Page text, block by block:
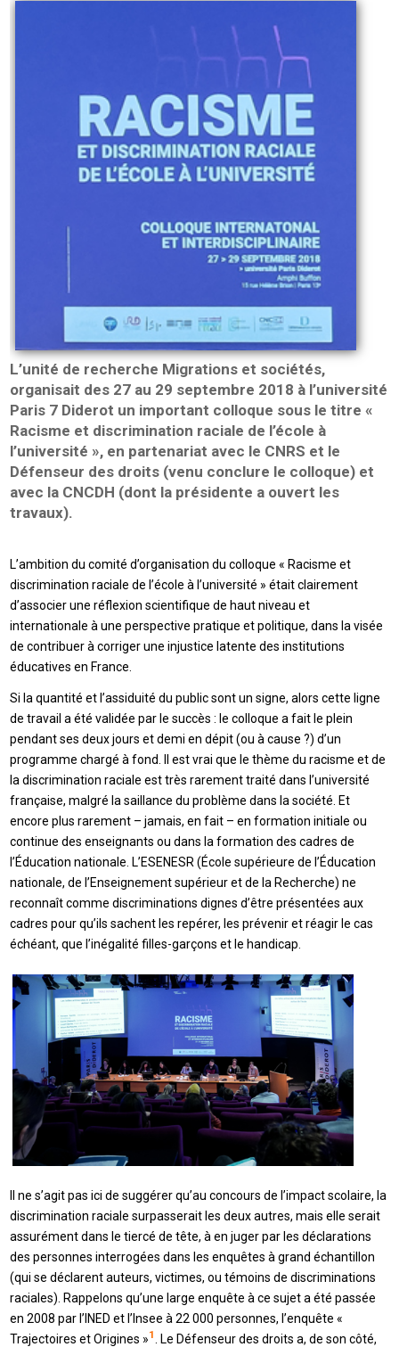
L’unité de recherche Migrations et sociétés,
organisait des 27 au 29 septembre 2018 à l’université
Paris 7 Diderot un important colloque sous le titre «
Racisme et discrimination raciale de l’école à
l’université », en partenariat avec le CNRS et le
Défenseur des droits (venu conclure le colloque) et
avec la CNCDH (dont la présidente a ouvert les
travaux).
L’ambition du comité d’organisation du colloque « Racisme et
discrimination raciale de l’école à l’université » était clairement
d’associer une réflexion scientifique de haut niveau et
internationale à une perspective pratique et politique, dans la visée
de contribuer à corriger une injustice latente des institutions
éducatives en France.
Si la quantité et l’assiduité du public sont un signe, alors cette ligne
de travail a été validée par le succès : le colloque a fait le plein
pendant ses deux jours et demi en dépit (ou à cause ?) d’un
programme chargé à fond. Il est vrai que le thème du racisme et de
la discrimination raciale est très rarement traité dans l’université
française, malgré la saillance du problème dans la société. Et
encore plus rarement – jamais, en fait – en formation initiale ou
continue des enseignants ou dans la formation des cadres de
l’Éducation nationale. L’ESENESR (École supérieure de l’Éducation
nationale, de l’Enseignement supérieur et de la Recherche) ne
reconnaît comme discriminations dignes d’être présentées aux
cadres pour qu’ils sachent les repérer, les prévenir et réagir le cas
échéant, que l’inégalité filles-garçons et le handicap.
Il ne s’agit pas ici de suggérer qu’au concours de l’impact scolaire, la
discrimination raciale surpasserait les deux autres, mais elle serait
assurément dans le tiercé de tête, à en juger par les déclarations
des personnes interrogées dans les enquêtes à grand échantillon
(qui se déclarent auteurs, victimes, ou témoins de discriminations
raciales). Rappelons qu’une large enquête à ce sujet a été passée
en 2008 par l’INED et l’Insee à 22 000 personnes, l’enquête «
Trajectoires et Origines »1
. Le Défenseur des droits a, de son côté,